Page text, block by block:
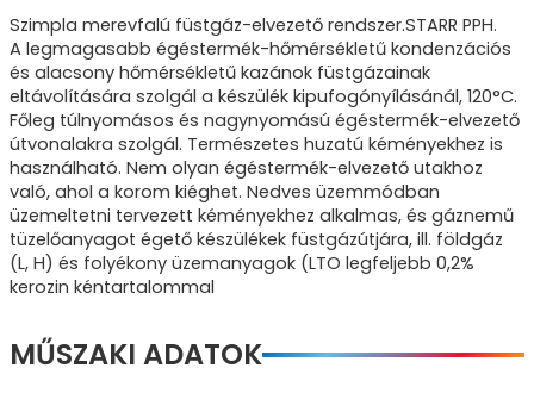
Szimpla merevfalú füstgáz-elvezető rendszer.STARR PPH.
A legmagasabb égéstermék-hőmérsékletű kondenzációs
és alacsony hőmérsékletű kazánok füstgázainak
eltávolítására szolgál a készülék kipufogónyílásánál, 120°C.
Főleg túlnyomásos és nagynyomású égéstermék-elvezető
útvonalakra szolgál. Természetes huzatú kéményekhez is
használható. Nem olyan égéstermék-elvezető utakhoz
való, ahol a korom kiéghet. Nedves üzemmódban
üzemeltetni tervezett kéményekhez alkalmas, és gáznemű
tüzelőanyagot égető készülékek füstgázútjára, ill. földgáz
(L, H) és folyékony üzemanyagok (LTO legfeljebb 0,2%
kerozin kéntartalommal
MŰSZAKI ADATOK